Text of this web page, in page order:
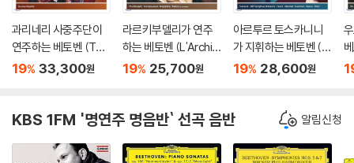
과리네리 사중주단이
연주하는 베토벤 (The
Guarneri Quartet Pla
19% 33,300원
라르키부델리가 연주
하는 베토벤 (L'Archib
udelli Play Beethove
19% 25,700원
아르투르 토스카니니
가 지휘하는 베토벤 (A
rturo Toscanini Con
19% 28,600원
KBS 1FM '명연주 명음반` 선곡 음반 알림신청